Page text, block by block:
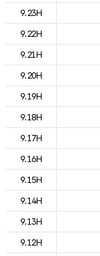
9.23H
9.22H
9.21H
9.20H
9.19H
9.18H
9.17H
9.16H
9.15H
9.14H
9.13H
9.12H